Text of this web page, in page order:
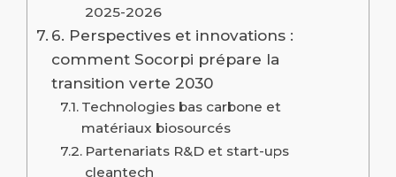
2025-2026
6. Perspectives et innovations :
comment Socorpi prépare la
transition verte 2030
Technologies bas carbone et
matériaux biosourcés
Partenariats R&D et start-ups
cleantech